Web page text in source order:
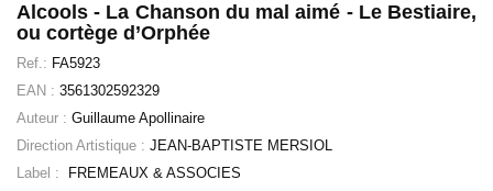
Alcools - La Chanson du mal aimé - Le Bestiaire,
ou cortège d’Orphée
Ref.: FA5923
EAN : 3561302592329
Auteur : Guillaume Apollinaire
Direction Artistique : JEAN-BAPTISTE MERSIOL
Label :
FREMEAUX & ASSOCIES